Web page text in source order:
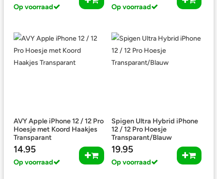
Op voorraad Op voorraad
AVY Apple iPhone 12 / 12 Pro
Hoesje met Koord Haakjes
Transparant
14.95
Op voorraad
Spigen Ultra Hybrid iPhone
12 / 12 Pro Hoesje
Transparant/Blauw
19.95
Op voorraad